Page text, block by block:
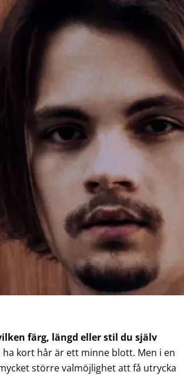
färg, längd eller stil du själv
kort hår är ett minne blott. Men i en
större valmöjlighet att få utrycka